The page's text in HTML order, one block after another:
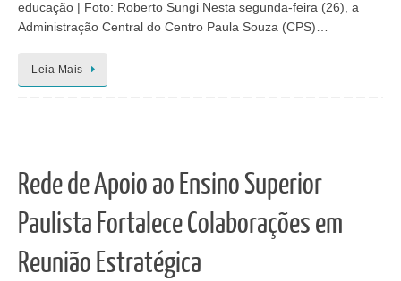
educação | Foto: Roberto Sungi Nesta segunda-feira (26), a
Administração Central do Centro Paula Souza (CPS)…
Leia Mais
Rede de Apoio ao Ensino Superior
Paulista Fortalece Colaborações em
Reunião Estratégica